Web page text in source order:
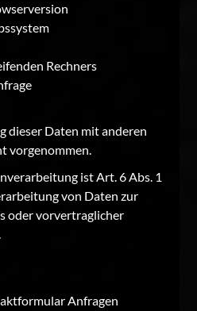
Rechners
dieser Daten mit anderen
vorgenommen.
ist Art. 6 Abs. 1
von Daten zur
oder vorvertraglicher
Anfragen